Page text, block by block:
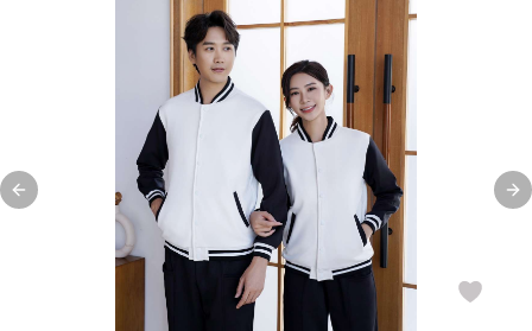
Previous slide